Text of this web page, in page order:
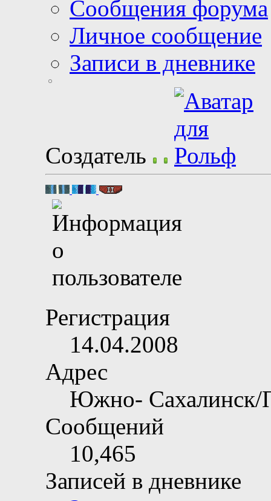
Сообщения форума
Личное сообщение
Записи в дневнике
Создатель
Регистрация
14.04.2008
Адрес
Южно- Сахалинск/
Сообщений
10,465
Записей в дневнике